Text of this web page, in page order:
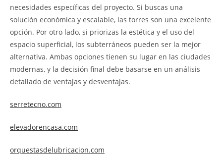
necesidades específicas del proyecto. Si buscas una
solución económica y escalable, las torres son una excelente
opción. Por otro lado, si priorizas la estética y el uso del
espacio superficial, los subterráneos pueden ser la mejor
alternativa. Ambas opciones tienen su lugar en las ciudades
modernas, y la decisión final debe basarse en un análisis
detallado de ventajas y desventajas.
serretecno.com
elevadorencasa.com
orquestasdelubricacion.com